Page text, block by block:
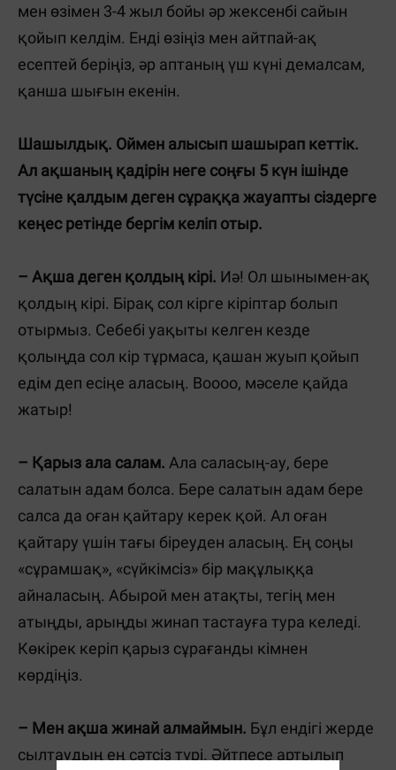
мен өзімен 3-4 жыл бойы әр жексенбі сайын
қойып келдім. Енді өзіңіз мен айтпай-ақ
есептей беріңіз, әр аптаның үш күні демалсам,
қанша шығын екенін.
Шашылдық. Оймен алысып шашырап кеттік.
Ал ақшаның қадірін неге соңғы 5 күн ішінде
түсіне қалдым деген сұраққа жауапты сіздерге
кеңес ретінде бергім келіп отыр.
– Ақша деген қолдың кірі. Иә! Ол шынымен-ақ
қолдың кірі. Бірақ сол кірге кіріптар болып
отырмыз. Себебі уақыты келген кезде
қолыңда сол кір тұрмаса, қашан жуып қойып
едім деп есіңе аласың. Воооо, мәселе қайда
жатыр!
– Қарыз ала салам. Ала саласың-ау, бере
салатын адам болса. Бере салатын адам бере
салса да оған қайтару керек қой. Ал оған
қайтару үшін тағы біреуден аласың. Ең соңы
«сұрамшақ», «сүйкімсіз» бір мақұлыққа
айналасың. Абырой мен атақты, тегің мен
атыңды, арыңды жинап тастауға тура келеді.
Көкірек керіп қарыз сұрағанды кімнен
көрдіңіз.
– Мен ақша жинай алмаймын. Бұл ендігі жерде
сылтаудың ең сәтсіз түрі. Әйтпесе артылып